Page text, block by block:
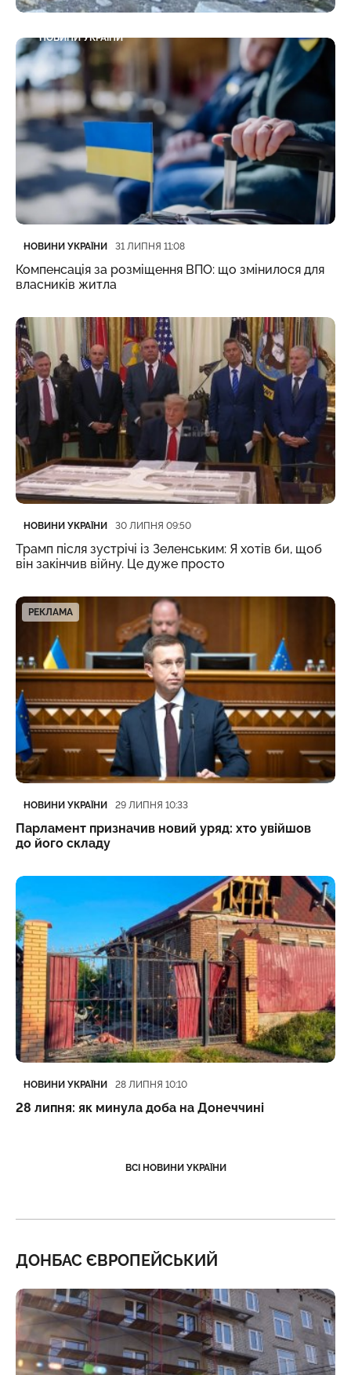
НОВИНИ УКРАЇНИ 31 ЛИПНЯ 11:17
31 липня: як минула доба на Донеччині
Категорія
НОВИНИ УКРАЇНИ
Дата публікації 31 ЛИПНЯ 11:08
Компенсація за розміщення ВПО: що змінилося для
власників житла
Категорія
НОВИНИ УКРАЇНИ
Дата публікації 30 ЛИПНЯ 09:50
Трамп після зустрічі із Зеленським: Я хотів би, щоб
він закінчив війну. Це дуже просто
РЕКЛАМА
Категорія
НОВИНИ УКРАЇНИ
Дата публікації 29 ЛИПНЯ 10:33
Парламент призначив новий уряд: хто увійшов
до його складу
Категорія
НОВИНИ УКРАЇНИ
Дата публікації 28 ЛИПНЯ 10:10
28 липня: як минула доба на Донеччині
ВСІ НОВИНИ УКРАЇНИ
ДОНБАС ЄВРОПЕЙСЬКИЙ